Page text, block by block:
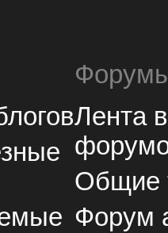
Лента
Общие
Форум